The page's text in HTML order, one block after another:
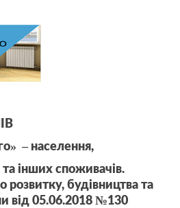
– населення,
інших споживачів.
розвитку, будівництва та
від 05.06.2018 №130